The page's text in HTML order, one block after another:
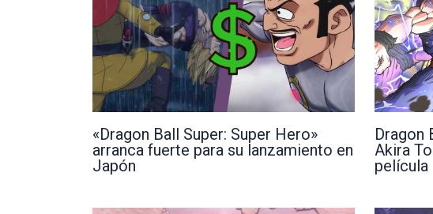
«Dragon Ball Super: Super Hero»
arranca fuerte para su lanzamiento en
Japón
Dragon
Akira
película